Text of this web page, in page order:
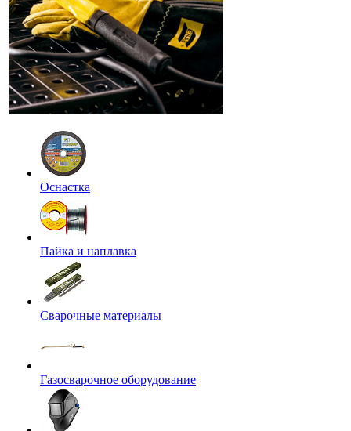
Оснастка
Пайка и наплавка
Сварочные материалы
Газосварочное оборудование